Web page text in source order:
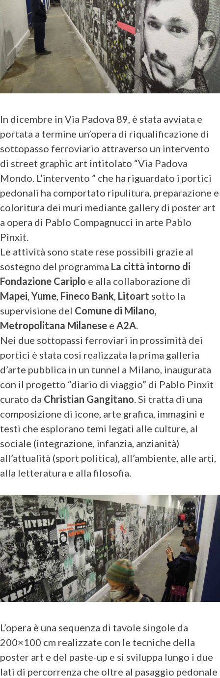
In dicembre in Via Padova 89, è stata avviata e
portata a termine un’opera di riqualificazione di
sottopasso ferroviario attraverso un intervento
di street graphic art intitolato “Via Padova
Mondo. L’intervento ” che ha riguardato i portici
pedonali ha comportato ripulitura, preparazione e
coloritura dei muri mediante gallery di poster art
a opera di Pablo Compagnucci in arte Pablo
Pinxit.
Le attività sono state rese possibili grazie al
sostegno del programma La città intorno di
Fondazione Cariplo e alla collaborazione di
Mapei, Yume, Fineco Bank, Litoart sotto la
supervisione del Comune di Milano,
Metropolitana Milanese e A2A.
Nei due sottopassi ferroviari in prossimità dei
portici è stata così realizzata la prima galleria
d’arte pubblica in un tunnel a Milano, inaugurata
con il progetto “diario di viaggio” di Pablo Pinxit
curato da Christian Gangitano. Si tratta di una
composizione di icone, arte grafica, immagini e
testi che esplorano temi legati alle culture, al
sociale (integrazione, infanzia, anzianità)
all’attualità (sport politica), all’ambiente, alle arti,
alla letteratura e alla filosofia.
L’opera è una sequenza di tavole singole da
200×100 cm realizzate con le tecniche della
poster art e del paste-up e si sviluppa lungo i due
lati di percorrenza che oltre al pasaggio pedonale